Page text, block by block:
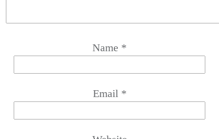
Name *
Email *